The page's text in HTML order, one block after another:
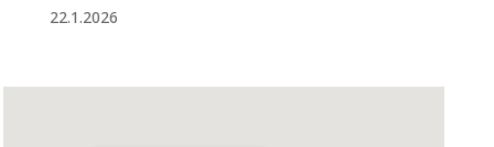
22.1.2026